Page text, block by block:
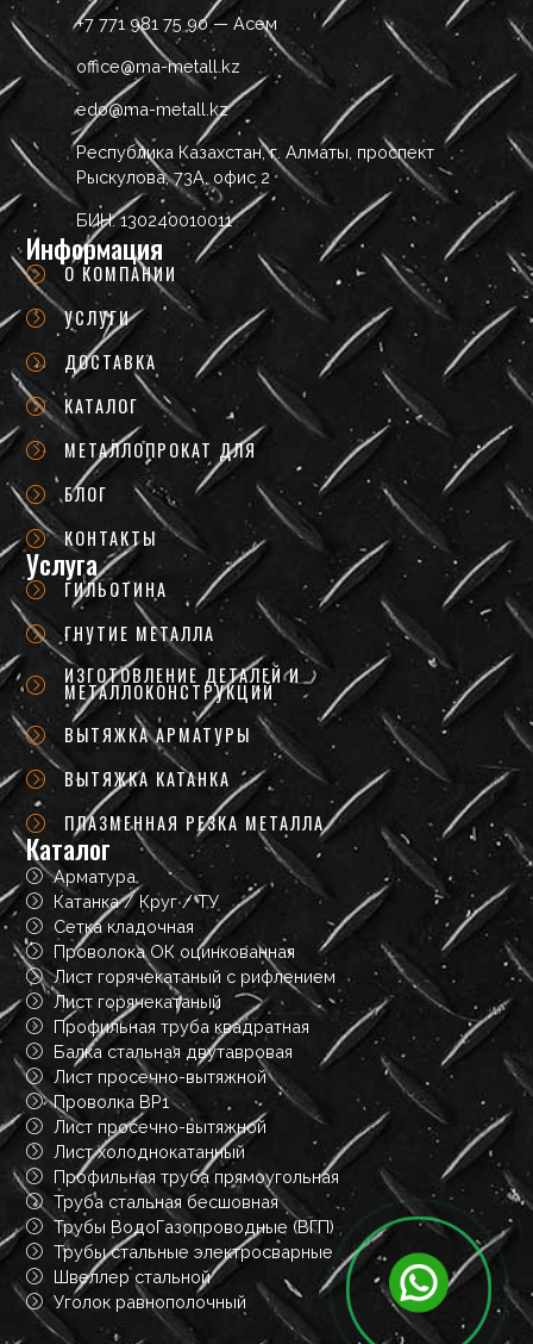
+7 771 981 75 90 — Асем
office@ma-metall.kz
edo@ma-metall.kz
Республика Казахстан, г. Алматы, проспект
Рыскулова, 73А, офис 2
БИН: 130240010011
Информация
О КОМПАНИИ
УСЛУГИ
ДОСТАВКА
КАТАЛОГ
МЕТАЛЛОПРОКАТ ДЛЯ
БЛОГ
КОНТАКТЫ
Услуга
ГИЛЬОТИНА
ГНУТИЕ МЕТАЛЛА
ИЗГОТОВЛЕНИЕ ДЕТАЛЕЙ И
МЕТАЛЛОКОНСТРУКЦИЙ
ВЫТЯЖКА АРМАТУРЫ
ВЫТЯЖКА КАТАНКА
ПЛАЗМЕННАЯ РЕЗКА МЕТАЛЛА
Каталог
Арматура
Катанка / Круг / ТУ
Сетка кладочная
Проволока ОК оцинкованная
Лист горячекатаный с рифлением
Лист горячекатаный
Профильная труба квадратная
Балка стальная двутавровая
Лист просечно-вытяжной
Проволка ВР1
Лист просечно-вытяжной
Лист холоднокатанный
Профильная труба прямоугольная
Труба стальная бесшовная
Трубы ВодоГазопроводные (ВГП)
Трубы стальные электросварные
Швеллер стальной
Уголок равнополочный